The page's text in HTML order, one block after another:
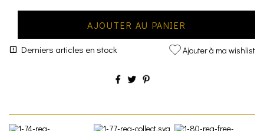
AJOUTER AU PANIER
Derniers articles en stock Ajouter à ma wishlist